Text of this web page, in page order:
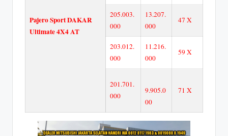
Pajero Sport DAKAR
Ultimate 4X4 AT
205.003.
000
13.207.
000
47 X
203.012.
000
11.216.
000
59 X
201.701.
000
9.905.0
00
71 X